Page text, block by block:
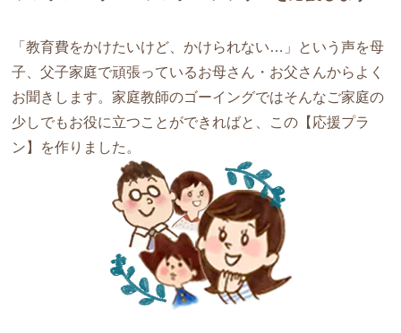
「教育費をかけたいけど、かけられない…」という声を母
子、父子家庭で頑張っているお母さん・お父さんからよく
お聞きします。家庭教師のゴーイングではそんなご家庭の
少しでもお役に立つことができればと、この【応援プラ
ン】を作りました。